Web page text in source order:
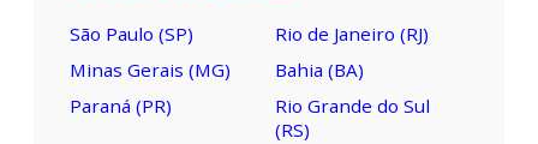
São Paulo (SP)
Rio de Janeiro (RJ)
Minas Gerais (MG)
Bahia (BA)
Paraná (PR)
Rio Grande do Sul
(RS)